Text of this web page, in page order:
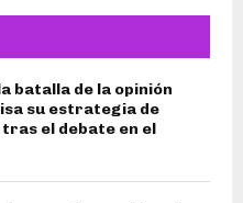
batalla de la opinión
su estrategia de
el debate en el